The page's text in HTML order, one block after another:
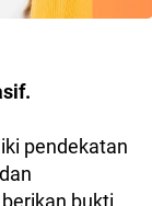
pendekatan
bukti